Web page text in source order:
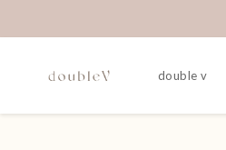
double v